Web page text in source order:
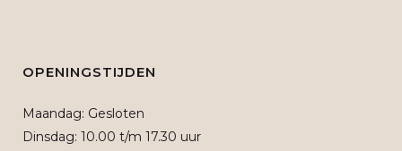
OPENINGSTIJDEN
Maandag: Gesloten
Dinsdag: 10.00 t/m 17.30 uur